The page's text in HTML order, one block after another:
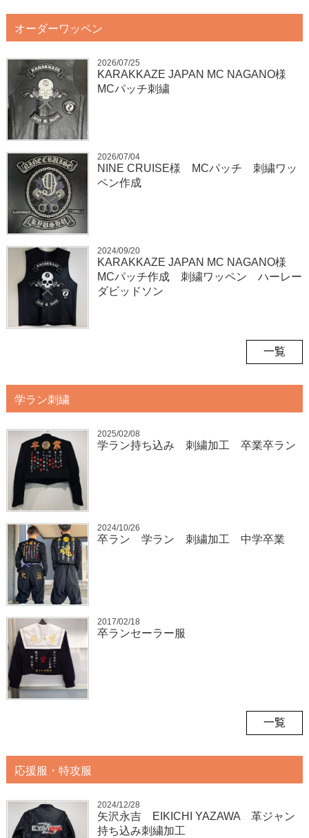
オーダーワッペン
2026/07/25
KARAKKAZE JAPAN MC NAGANO様
MCパッチ刺繍
2026/07/04
NINE CRUISE様 MCパッチ 刺繍ワッ
ペン作成
2024/09/20
KARAKKAZE JAPAN MC NAGANO様
MCパッチ作成 刺繍ワッペン ハーレー
ダビッドソン
一覧
学ラン刺繍
2025/02/08
学ラン持ち込み 刺繍加工 卒業卒ラン
2024/10/26
卒ラン 学ラン 刺繍加工 中学卒業
2017/02/18
卒ランセーラー服
一覧
応援服・特攻服
2024/12/28
矢沢永吉 EIKICHI YAZAWA 革ジャン
持ち込み刺繍加工